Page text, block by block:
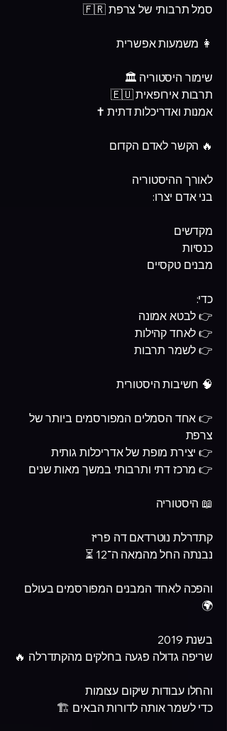
סמל תרבותי של צרפת 🇫🇷
👩 משמעות אפשרית
שימור היסטוריה 🏛️
תרבות אירופאית 🇪🇺
אמנות ואדריכלות דתית ✝️
🔥 הקשר לאדם הקדום
לאורך ההיסטוריה
בני אדם יצרו:
מקדשים
כנסיות
מבנים טקסיים
כדי:
👉 לבטא אמונה
👉 לאחד קהילות
👉 לשמר תרבות
🧠 חשיבות היסטורית
👉 אחד הסמלים המפורסמים ביותר של
צרפת
👉 יצירת מופת של אדריכלות גותית
👉 מרכז דתי ותרבותי במשך מאות שנים
📖 היסטוריה
קתדרלת נוטרדאם דה פריז
נבנתה החל מהמאה ה־12 ⏳
והפכה לאחד המבנים המפורסמים בעולם
🌍
בשנת 2019
שריפה גדולה פגעה בחלקים מהקתדרלה 🔥
והחלו עבודות שיקום עצומות
כדי לשמר אותה לדורות הבאים 🏗️